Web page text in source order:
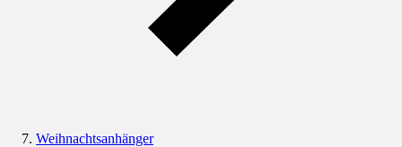
Weihnachtsanhänger